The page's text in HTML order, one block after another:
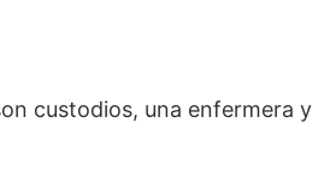
custodios, una enfermera y